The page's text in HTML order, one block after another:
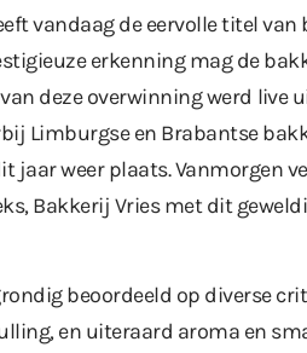
vandaag de eervolle titel
erkenning mag de
deze overwinning werd live
Limburgse en Brabantse
jaar weer plaats. Vanmorgen
Bakkerij Vries met dit
beoordeeld op diverse
en uiteraard aroma en